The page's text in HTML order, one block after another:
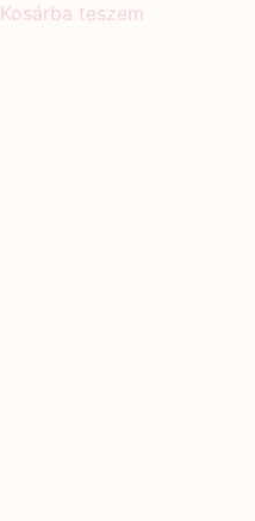
Kosárba teszem